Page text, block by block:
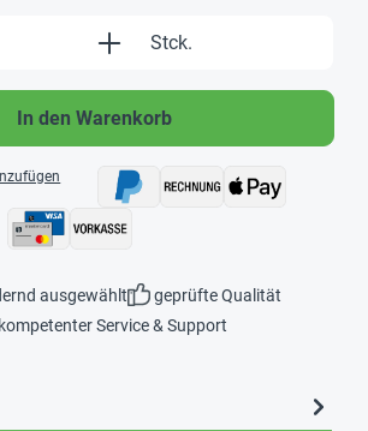
Gib den gewünschten
Stck.
In den Warenkorb
ausgewählt
geprüfte Qualität
Service & Support